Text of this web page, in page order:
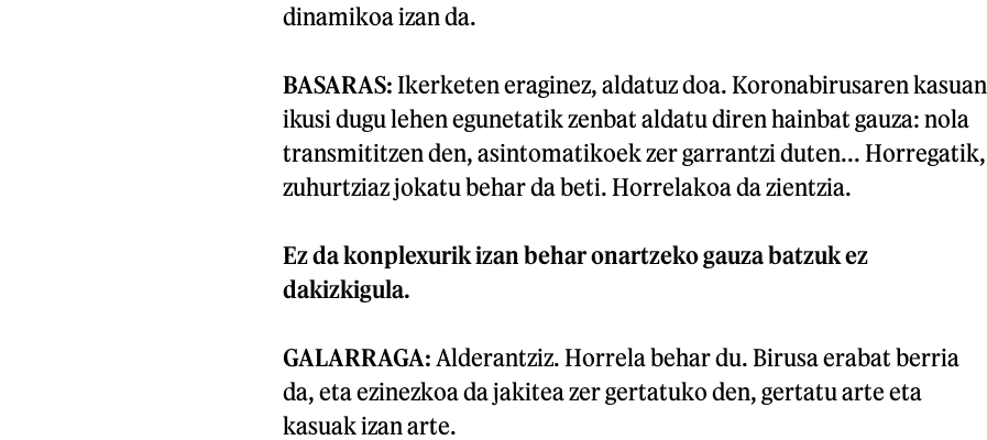
dinamikoa izan da.
BASARAS: Ikerketen eraginez, aldatuz doa. Koronabirusaren kasuan
ikusi dugu lehen egunetatik zenbat aldatu diren hainbat gauza: nola
transmititzen den, asintomatikoek zer garrantzi duten... Horregatik,
zuhurtziaz jokatu behar da beti. Horrelakoa da zientzia.
Ez da konplexurik izan behar onartzeko gauza batzuk ez
dakizkigula.
GALARRAGA: Alderantziz. Horrela behar du. Birusa erabat berria
da, eta ezinezkoa da jakitea zer gertatuko den, gertatu arte eta
kasuak izan arte.